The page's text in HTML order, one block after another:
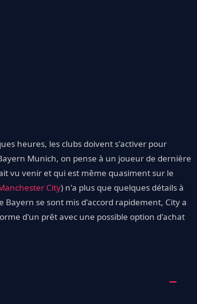
heures, les clubs doivent s'activer pour
Munich, on pense à un joueur de dernière
vu venir et qui est même quasiment sur le
City) n'a plus que quelques détails à
se sont mis d'accord rapidement, City a
d'un prêt avec une possible option d'achat